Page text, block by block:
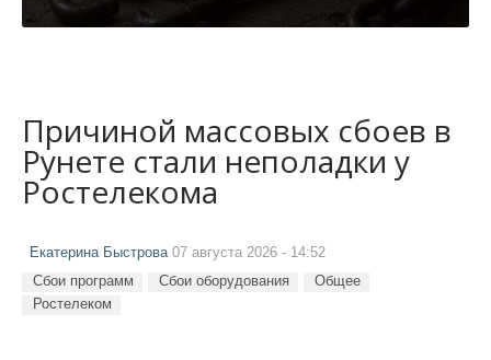
Причиной массовых сбоев в
Рунете стали неполадки у
Ростелекома
Екатерина Быстрова07 августа 2026 - 14:52
Сбои программ Сбои оборудования
Общее
Ростелеком